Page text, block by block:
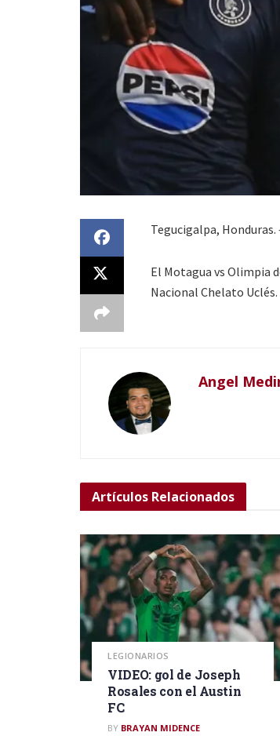
Tegucigalpa,
El Motagua vs Olimpia
Nacional Chelato Uclés.
Angel
Artículos Relacionados
LEGIONARIOS
VIDEO: gol de Joseph
Rosales con el Austin
FC
BY BRAYAN MIDENCE